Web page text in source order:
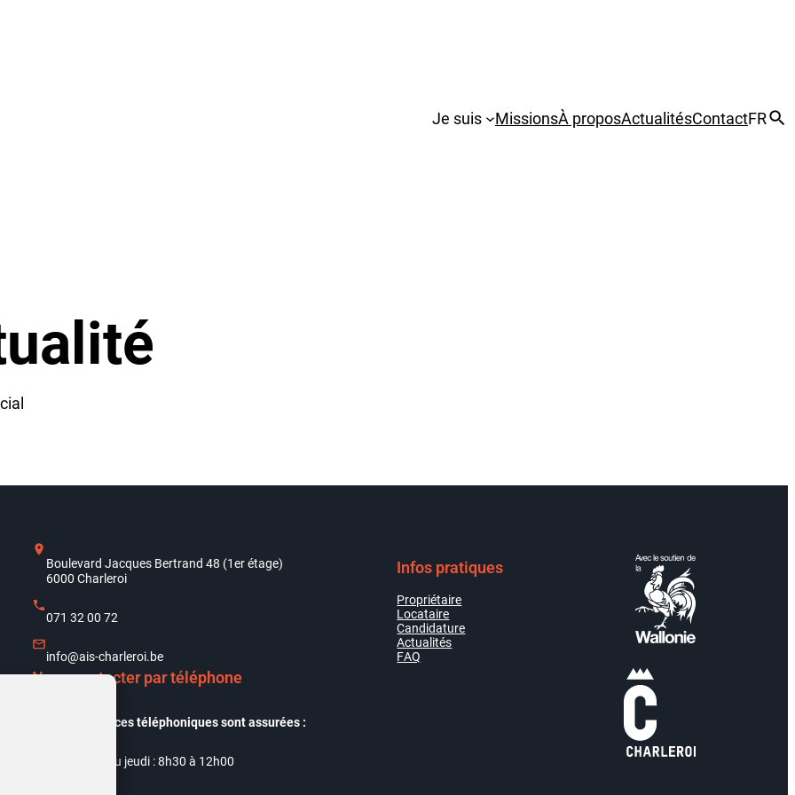
Je suis MissionsÀ proposActualitésContactFR
Boulevard Jacques Bertrand 48 (1er étage)
6000 Charleroi
071 32 00 72
info@ais-charleroi.be
Nous contacter par téléphone
Nos permanences téléphoniques sont assurées :
Du lundi au jeudi : 8h30 à 12h00
Infos pratiques
Propriétaire
Locataire
Candidature
Actualités
FAQ